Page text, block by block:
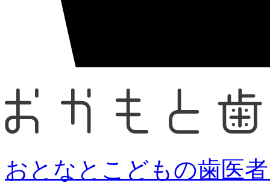
おとなとこどもの歯医